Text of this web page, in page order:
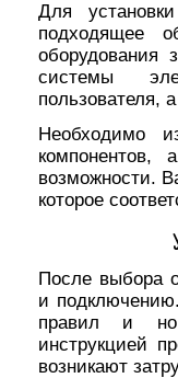
Для
подходящее
оборудования
системы
пользователя,
Необходимо
компонентов,
возможности.
которое
После выбора
и
правил и
инструкцией
возникают